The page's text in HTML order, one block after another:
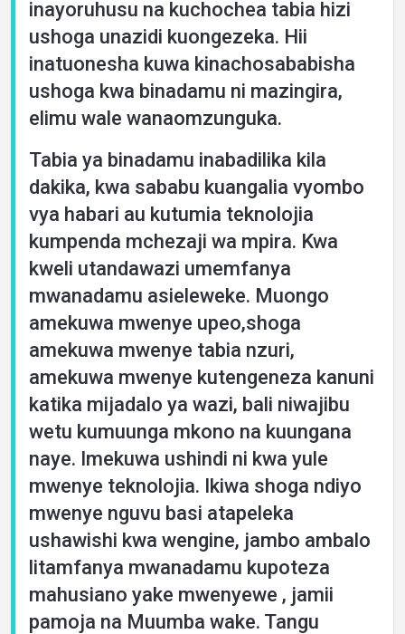
inayoruhusu na kuchochea tabia hizi
ushoga unazidi kuongezeka. Hii
inatuonesha kuwa kinachosababisha
ushoga kwa binadamu ni mazingira,
elimu wale wanaomzunguka.
Tabia ya binadamu inabadilika kila
dakika, kwa sababu kuangalia vyombo
vya habari au kutumia teknolojia
kumpenda mchezaji wa mpira. Kwa
kweli utandawazi umemfanya
mwanadamu asieleweke. Muongo
amekuwa mwenye upeo,shoga
amekuwa mwenye tabia nzuri,
amekuwa mwenye kutengeneza kanuni
katika mijadalo ya wazi, bali niwajibu
wetu kumuunga mkono na kuungana
naye. Imekuwa ushindi ni kwa yule
mwenye teknolojia. Ikiwa shoga ndiyo
mwenye nguvu basi atapeleka
ushawishi kwa wengine, jambo ambalo
litamfanya mwanadamu kupoteza
mahusiano yake mwenyewe , jamii
pamoja na Muumba wake. Tangu